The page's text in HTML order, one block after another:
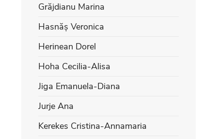
Grăjdianu Marina
Hasnăș Veronica
Herinean Dorel
Hoha Cecilia-Alisa
Jiga Emanuela-Diana
Jurje Ana
Kerekes Cristina-Annamaria